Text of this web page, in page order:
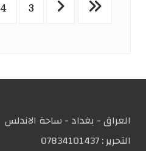
3
4
العراق - بغداد - ساحة الاندلس
التحریر :07834101437